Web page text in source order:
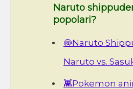
Naruto
popolari?
🍥Naruto
Naruto vs.
👾Pokemon